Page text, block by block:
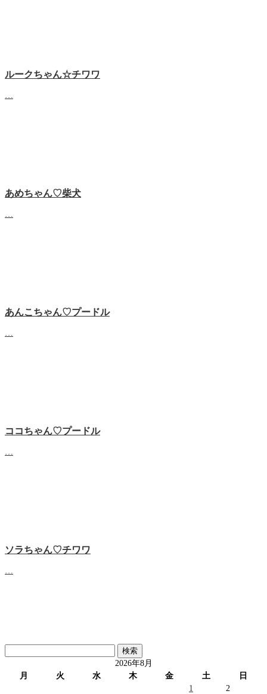
ルークちゃん☆チワワ
あめちゃん♡‬柴犬
あんこちゃん♡‬プードル
ココちゃん♡‬プードル
ソラちゃん♡‬チワワ
索:
2026年8月
月
火 水 木 金 土
日
1
2